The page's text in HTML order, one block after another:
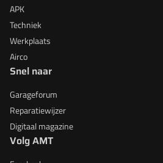
APK
Techniek
Werkplaats
Airco
Snel naar
Garageforum
Reparatiewijzer
Digitaal magazine
Volg AMT